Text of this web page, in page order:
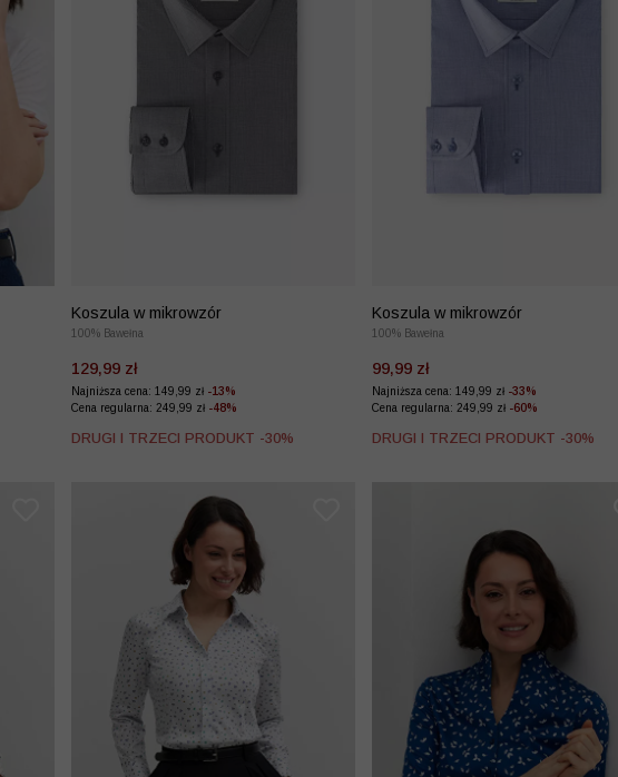
Koszula w mikrowzór
100% Bawełna
129,99 zł
Najniższa cena: 149,99 zł -13%
Cena regularna: 249,99 zł -48%
DRUGI I TRZECI PRODUKT -30%
Koszula w mikrowzór
100% Bawełna
99,99 zł
Najniższa cena: 149,99 zł -33%
Cena regularna: 249,99 zł -60%
DRUGI I TRZECI PRODUKT -30%